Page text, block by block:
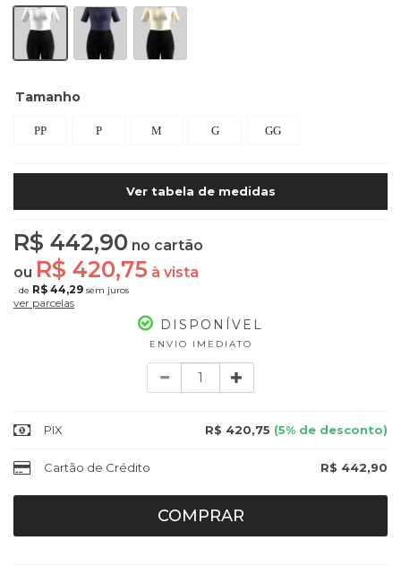
Tamanho
PP P M G GG
Ver tabela de medidas
R$ 442,90 no cartão
ou R$ 420,75 à vista
de R$ 44,29 sem juros
ver parcelas
DISPONÍVEL
ENVIO IMEDIATO
PIX R$ 420,75 (5% de desconto)
Cartão de Crédito R$ 442,90
COMPRAR